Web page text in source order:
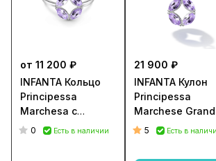
от 11 200 ₽
INFANTA Кольцо
Principessa
Marchesa с
аметистами в
0 Есть в наличии
21 900 ₽
INFANTA Кулон
Principessa
Marchese
аметистами в
5 Есть в